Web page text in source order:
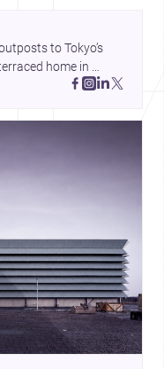
to Tokyo’s
home in
adapts to